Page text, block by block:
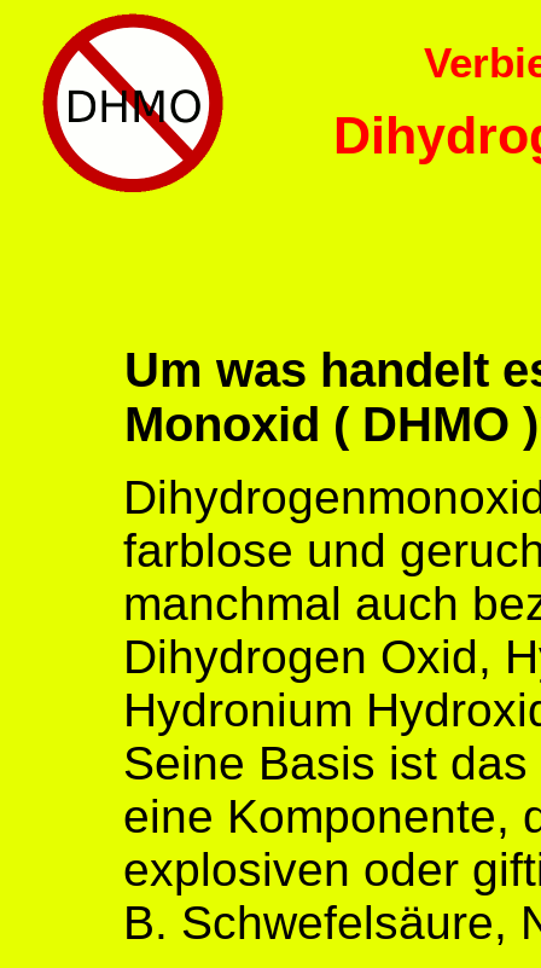
Um was handelt
Monoxid ( DHMO
farblose und
manchmal auch
Dihydrogen Oxid,
Hydronium
Seine Basis ist
eine Komponente,
explosiven oder
B. Schwefelsäure,